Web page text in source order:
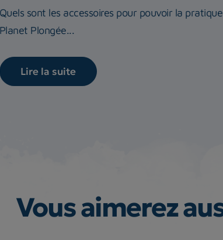
Quels sont les accessoires pour pouvoir la
Planet Plongée...
Lire la suite
Vous aimerez